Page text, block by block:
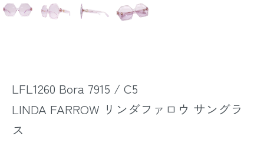
LFL1260 Bora 7915 / C5
LINDA FARROW リンダファロウ サングラ
ス